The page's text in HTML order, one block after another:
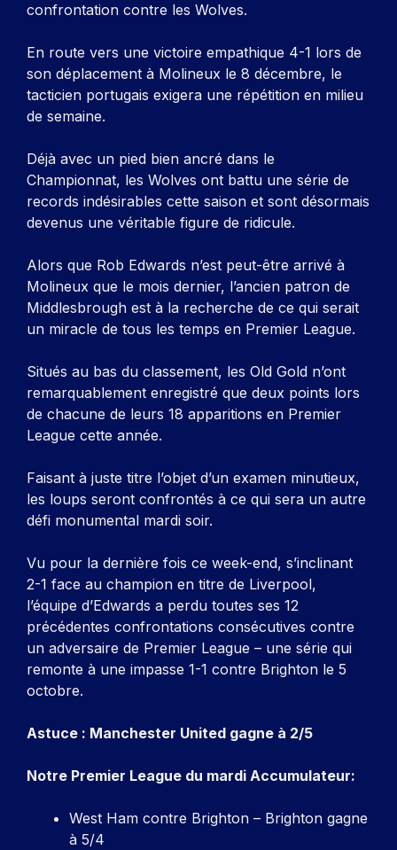
confrontation contre les Wolves.
En route vers une victoire empathique 4-1 lors de
son déplacement à Molineux le 8 décembre, le
tacticien portugais exigera une répétition en milieu
de semaine.
Déjà avec un pied bien ancré dans le
Championnat, les Wolves ont battu une série de
records indésirables cette saison et sont désormais
devenus une véritable figure de ridicule.
Alors que Rob Edwards n’est peut-être arrivé à
Molineux que le mois dernier, l’ancien patron de
Middlesbrough est à la recherche de ce qui serait
un miracle de tous les temps en Premier League.
Situés au bas du classement, les Old Gold n’ont
remarquablement enregistré que deux points lors
de chacune de leurs 18 apparitions en Premier
League cette année.
Faisant à juste titre l’objet d’un examen minutieux,
les loups seront confrontés à ce qui sera un autre
défi monumental mardi soir.
Vu pour la dernière fois ce week-end, s’inclinant
2-1 face au champion en titre de Liverpool,
l’équipe d’Edwards a perdu toutes ses 12
précédentes confrontations consécutives contre
un adversaire de Premier League – une série qui
remonte à une impasse 1-1 contre Brighton le 5
octobre.
Astuce : Manchester United gagne à 2/5
Notre Premier League du mardi Accumulateur:
West Ham contre Brighton – Brighton gagne
à 5/4